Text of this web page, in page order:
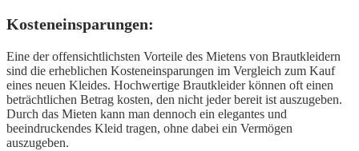
Kosteneinsparungen:
Eine der offensichtlichsten Vorteile des Mietens von Brautkleidern
sind die erheblichen Kosteneinsparungen im Vergleich zum Kauf
eines neuen Kleides. Hochwertige Brautkleider können oft einen
beträchtlichen Betrag kosten, den nicht jeder bereit ist auszugeben.
Durch das Mieten kann man dennoch ein elegantes und
beeindruckendes Kleid tragen, ohne dabei ein Vermögen
auszugeben.